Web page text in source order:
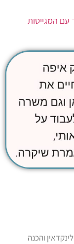
המגייסות
והכנה